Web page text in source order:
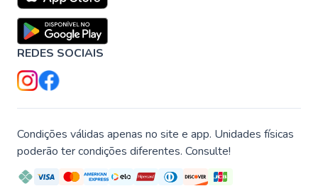
REDES SOCIAIS
Condições válidas apenas no site e app. Unidades físicas
poderão ter condições diferentes. Consulte!